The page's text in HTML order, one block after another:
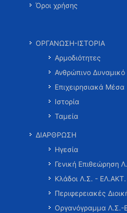
Όροι χρήσης
ΟΡΓΑΝΩΣΗ-ΙΣΤΟΡΙΑ
Αρμοδιότητες
Ανθρώπινο Δυναμικό
Επιχειρησιακά Μέσα
Ιστορία
Ταμεία
ΔΙΑΡΘΡΩΣΗ
Ηγεσία
Γενική Επιθεώρηση
Κλάδοι Λ.Σ. - ΕΛ.ΑΚΤ.
Περιφερειακές
Οργανόγραμμα Λ.Σ.-